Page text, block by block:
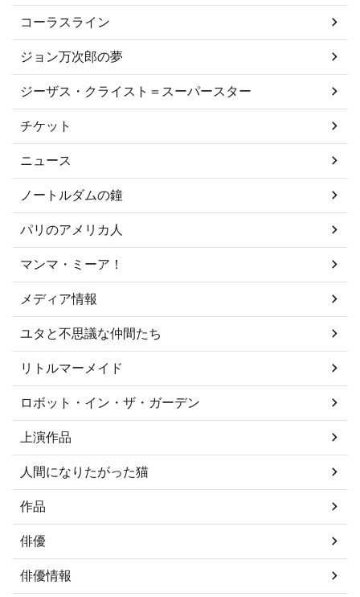
コーラスライン
ジョン万次郎の夢
ジーザス・クライスト＝スーパースター
チケット
ニュース
ノートルダムの鐘
パリのアメリカ人
マンマ・ミーア！
メディア情報
ユタと不思議な仲間たち
リトルマーメイド
ロボット・イン・ザ・ガーデン
上演作品
人間になりたがった猫
作品
俳優
俳優情報